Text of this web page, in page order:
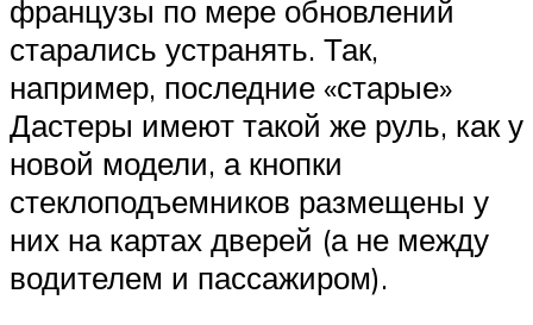
французы по мере обновлений
старались устранять. Так,
например, последние «старые»
Дастеры имеют такой же руль, как у
новой модели, а кнопки
стеклоподъемников размещены у
них на картах дверей (а не между
водителем и пассажиром).